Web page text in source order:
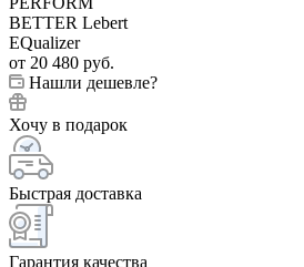
от 20 480 руб.
Нашли дешевле?
Хочу в подарок
Быстрая доставка
Гарантия качества